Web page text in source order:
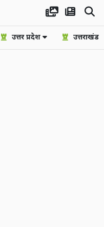
उत्तर प्रदेश उत्तराखंड